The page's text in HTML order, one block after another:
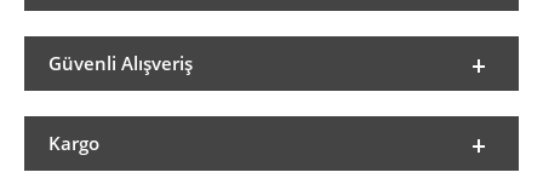
Güvenli Alışveriş
Kargo